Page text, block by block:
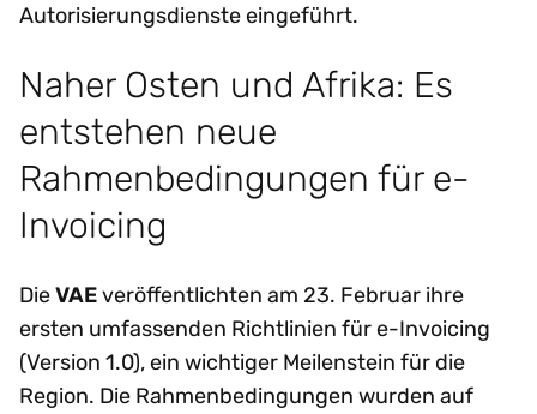
Autorisierungsdienste eingeführt.
Naher Osten und Afrika: Es
entstehen neue
Rahmenbedingungen für e-
Invoicing
DieVAEveröffentlichten am 23. Februar ihre
ersten umfassenden Richtlinien für e-Invoicing
(Version 1.0), ein wichtiger Meilenstein für die
Region. Die Rahmenbedingungen wurden auf